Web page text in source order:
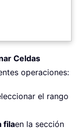
Celdas
operaciones:
el rango
filaen la sección